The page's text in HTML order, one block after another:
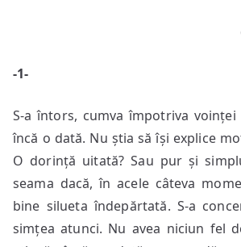
-1-
S-a întors, cumva împotriva
încă o dată. Nu știa să își explice
O dorință uitată? Sau pur și
seama dacă, în acele câteva
bine silueta îndepărtată. S-a
simțea atunci. Nu avea niciun fel